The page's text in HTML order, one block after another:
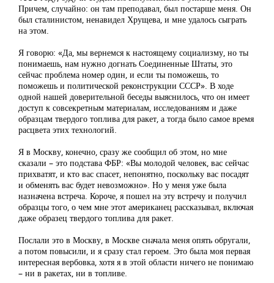
Причем, случайно: он там преподавал, был постарше меня. Он
был сталинистом, ненавидел Хрущева, и мне удалось сыграть
на этом.
Я говорю: «Да, мы вернемся к настоящему социализму, но ты
понимаешь, нам нужно догнать Соединенные Штаты, это
сейчас проблема номер один, и если ты поможешь, то
поможешь и политической реконструкции СССР». В ходе
одной нашей доверительной беседы выяснилось, что он имеет
доступ к совсекретным материалам, исследованиям и даже
образцам твердого топлива для ракет, а тогда было самое время
расцвета этих технологий.
Я в Москву, конечно, сразу же сообщил об этом, но мне
сказали – это подстава ФБР: «Вы молодой человек, вас сейчас
прихватят, и кто вас спасет, непонятно, поскольку вас посадят
и обменять вас будет невозможно». Но у меня уже была
назначена встреча. Короче, я пошел на эту встречу и получил
образцы того, о чем мне этот американец рассказывал, включая
даже образец твердого топлива для ракет.
Послали это в Москву, в Москве сначала меня опять обругали,
а потом повысили, и я сразу стал героем. Это была моя первая
интересная вербовка, хотя я в этой области ничего не понимаю
– ни в ракетах, ни в топливе.